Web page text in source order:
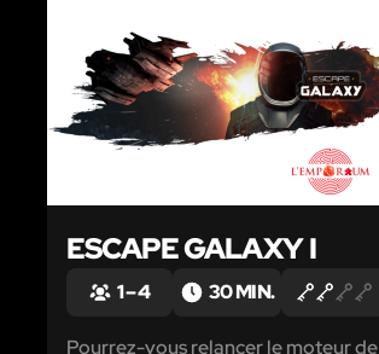
ESCAPE GALAXY I
1 – 4 30 MIN.
Pourrez-vous relancer le moteur de